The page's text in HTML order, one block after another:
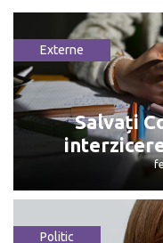
Externe
Salvați
Politic